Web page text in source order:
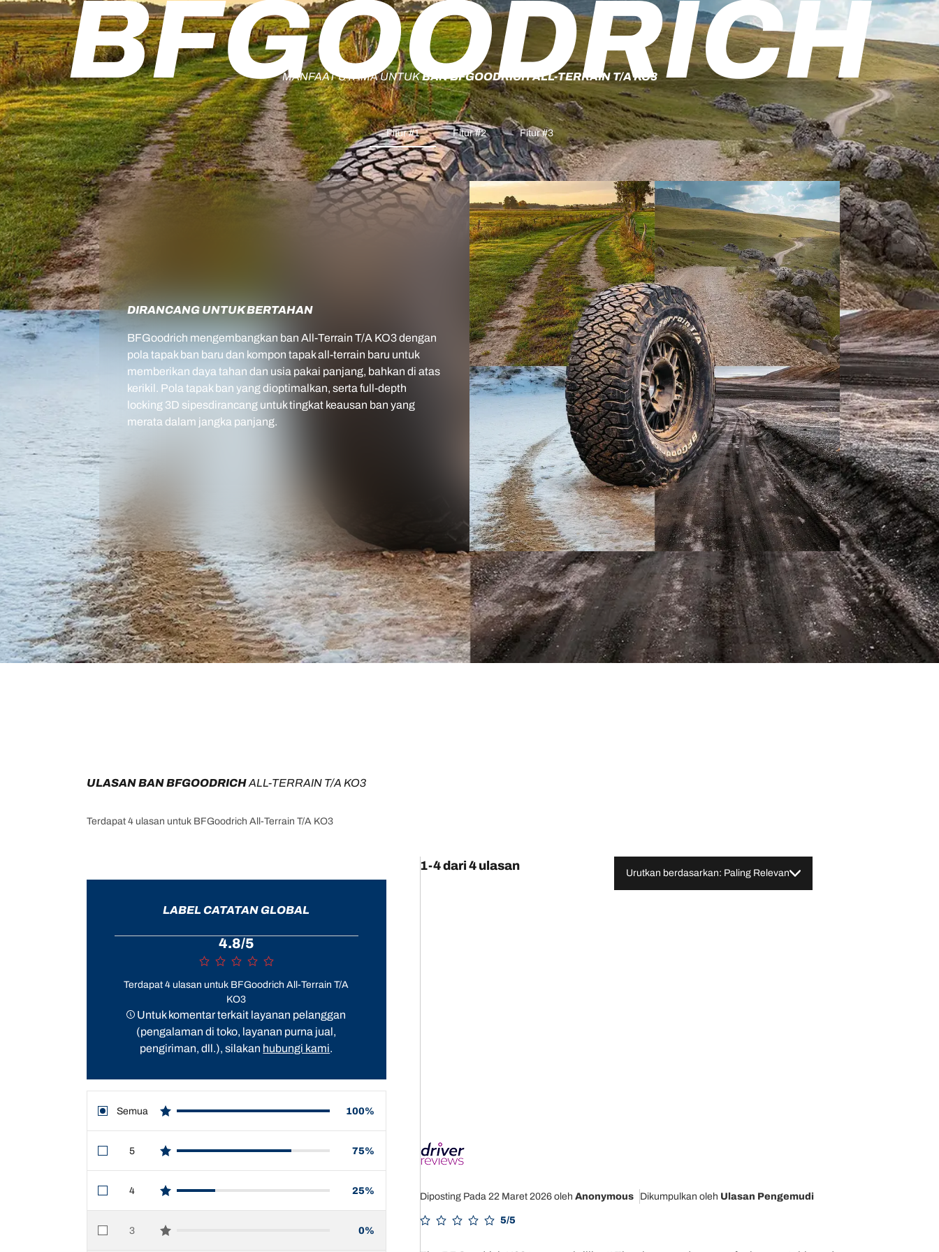
BFGOODRICH
MANFAAT UTAMA UNTUKBAN BFGOODRICH ALL-TERRAIN T/A KO3
Fitur #1 Fitur #2 Fitur #3
DIRANCANG UNTUK BERTAHAN
BFGoodrich mengembangkan ban All-Terrain T/A KO3 dengan
pola tapak ban baru dan kompon tapak all-terrain baru untuk
memberikan daya tahan dan usia pakai panjang, bahkan di atas
kerikil. Pola tapak ban yang dioptimalkan, serta full-depth
locking 3D sipesdirancang untuk tingkat keausan ban yang
merata dalam jangka panjang.
ULASAN BAN BFGOODRICH ALL-TERRAIN T/A KO3
Terdapat 4 ulasan untuk BFGoodrich All-Terrain T/A KO3
LABEL CATATAN GLOBAL
4.8/5
Terdapat 4 ulasan untuk BFGoodrich All-Terrain T/A
KO3
Untuk komentar terkait layanan pelanggan
(pengalaman di toko, layanan purna jual,
pengiriman, dll.), silakan hubungi kami.
Semua
star reviews
100%
5
star reviews
75%
4
star reviews
25%
3
star reviews
0%
1-4 dari 4 ulasan
Urutkan berdasarkan: Paling Relevan
Diposting Pada 22 Maret 2026 oleh Anonymous Dikumpulkan oleh Ulasan Pengemudi
5/5